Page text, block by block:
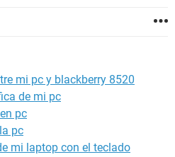
mi pc y blackberry 8520
de mi pc
pc
pc
mi laptop con el teclado